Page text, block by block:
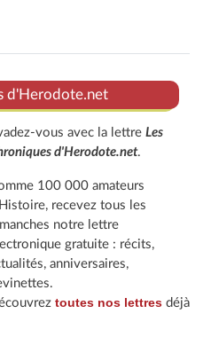
d'Herodote.net
vous avec la lettre Les
d'Herodote.net.
100 000 amateurs
recevez tous les
notre lettre
gratuite : récits,
anniversaires,
toutes nos lettresdéjà